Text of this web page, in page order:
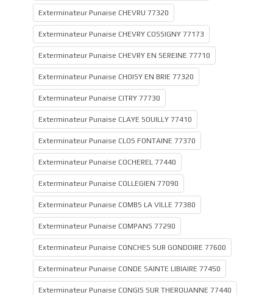
Exterminateur Punaise CHEVRU 77320
Exterminateur Punaise CHEVRY COSSIGNY 77173
Exterminateur Punaise CHEVRY EN SEREINE 77710
Exterminateur Punaise CHOISY EN BRIE 77320
Exterminateur Punaise CITRY 77730
Exterminateur Punaise CLAYE SOUILLY 77410
Exterminateur Punaise CLOS FONTAINE 77370
Exterminateur Punaise COCHEREL 77440
Exterminateur Punaise COLLEGIEN 77090
Exterminateur Punaise COMBS LA VILLE 77380
Exterminateur Punaise COMPANS 77290
Exterminateur Punaise CONCHES SUR GONDOIRE 77600
Exterminateur Punaise CONDE SAINTE LIBIAIRE 77450
Exterminateur Punaise CONGIS SUR THEROUANNE 77440